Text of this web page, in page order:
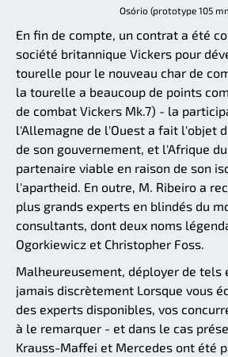
Osório (prototype 105
En fin de compte, un contrat a été
société britannique Vickers pour
tourelle pour le nouveau char de
la tourelle a beaucoup de points
de combat Vickers Mk.7) - la
l'Allemagne de l'Ouest a fait l'objet
de son gouvernement, et l'Afrique
partenaire viable en raison de son
l'apartheid. En outre, M. Ribeiro a
plus grands experts en blindés du
consultants, dont deux noms
Ogorkiewicz et Christopher Foss.
Malheureusement, déployer de tels
jamais discrètement Lorsque vous
des experts disponibles, vos
à le remarquer - et dans le cas
Krauss-Maffei et Mercedes ont été